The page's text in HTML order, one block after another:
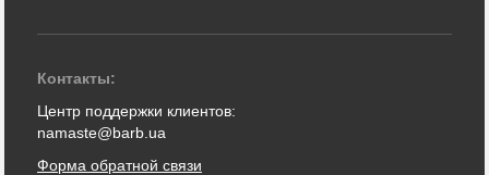
Контакты:
Центр поддержки клиентов:
namaste@barb.ua
Форма обратной связи